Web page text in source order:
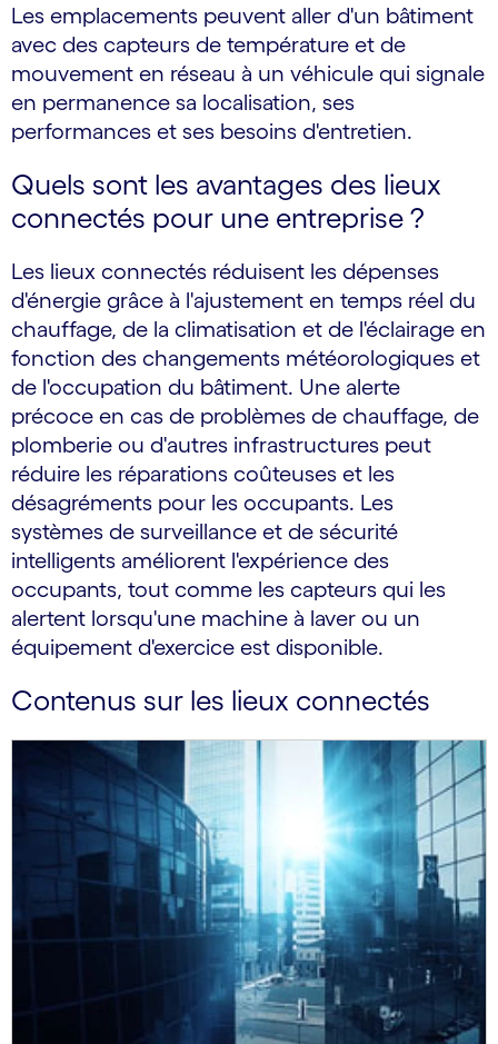
Les emplacements peuvent aller d'un bâtiment
avec des capteurs de température et de
mouvement en réseau à un véhicule qui signale
en permanence sa localisation, ses
performances et ses besoins d'entretien.
Quels sont les avantages des lieux
connectés pour une entreprise ?
Les lieux connectés réduisent les dépenses
d'énergie grâce à l'ajustement en temps réel du
chauffage, de la climatisation et de l'éclairage en
fonction des changements météorologiques et
de l'occupation du bâtiment. Une alerte
précoce en cas de problèmes de chauffage, de
plomberie ou d'autres infrastructures peut
réduire les réparations coûteuses et les
désagréments pour les occupants. Les
systèmes de surveillance et de sécurité
intelligents améliorent l'expérience des
occupants, tout comme les capteurs qui les
alertent lorsqu'une machine à laver ou un
équipement d'exercice est disponible.
Contenus sur les lieux connectés